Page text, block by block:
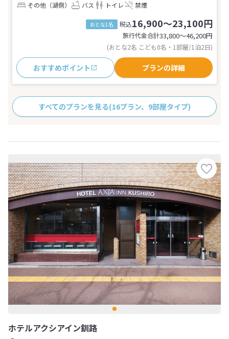
その他（湖側）
バス トイレ 禁煙
おとな1名 税込16,900～23,100円
旅行代金合計33,800〜46,200円
(おとな2名 こども0名・1部屋/1泊2日)
おすすめポイント プランの詳細
すべてのプランを見る(16プラン、9部屋タイプ)
ホテルアクシアイン釧路